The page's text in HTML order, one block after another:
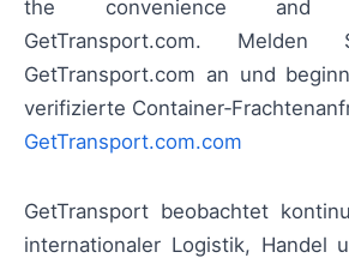
the convenience and
GetTransport.com.
GetTransport.com an und
verifizierte
GetTransport.com.com
GetTransport beobachtet
internationaler Logistik, Handel